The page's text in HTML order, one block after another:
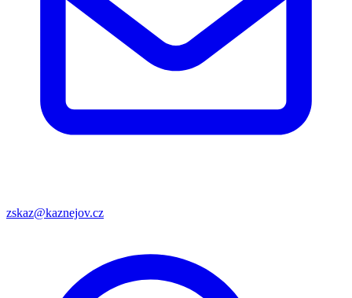
zskaz@kaznejov.cz